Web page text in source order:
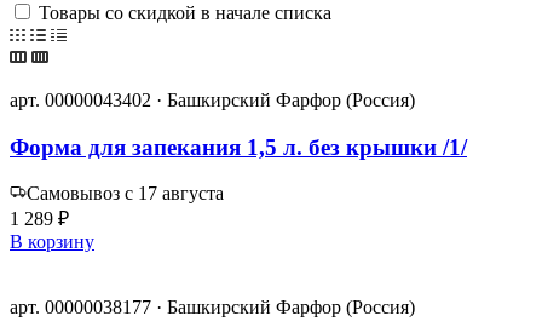
Товары со скидкой в начале списка
арт. 00000043402 · Башкирский Фарфор (Россия)
Форма для запекания 1,5 л. без крышки /1/
Самовывоз с 17 августа
1 289 ₽
В корзину
арт. 00000038177 · Башкирский Фарфор (Россия)